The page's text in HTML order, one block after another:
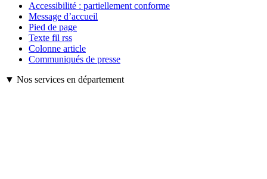
Accessibilité : partiellement conforme
Message d’accueil
Pied de page
Texte fil rss
Colonne article
Communiqués de presse
▼ Nos services en département